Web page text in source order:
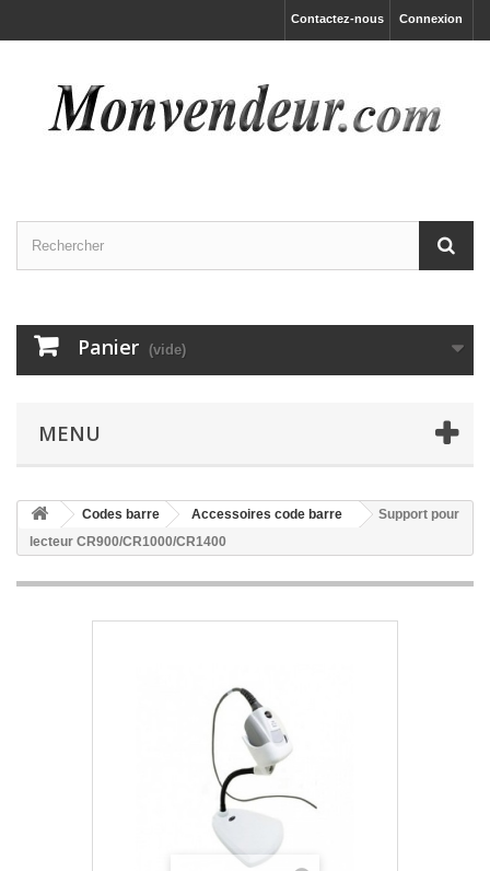
Connexion
Contactez-nous
Panier (vide)
MENU
Codes barre Accessoires code barre
Support pour
lecteur CR900/CR1000/CR1400